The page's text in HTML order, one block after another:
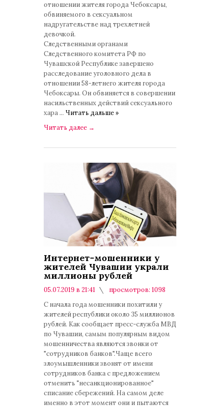
отношении жителя города Чебоксары,
обвиняемого в сексуальном
надругательстве над трехлетней
девочкой.
Следственными органами
Следственного комитета РФ по
Чувашской Республике завершено
расследование уголовного дела в
отношении 58-летнего жителя города
Чебоксары. Он обвиняется в совершении
насильственных действий сексуального
хара ... Читать дальше »
Читать далее →
Интернет-мошенники у
жителей Чувашии украли
миллионы рублей
05.07.2019 в 21:41
просмотров: 1098
С начала года мошенники похитили у
жителей республики около 35 миллионов
рублей. Как сообщает пресс-служба МВД
по Чувашии, самым популярным видом
мошенничества являются звонки от
"сотрудников банков".Чаще всего
злоумышленники звонят от имени
сотрудников банка с предложением
отменить "несанкционированное"
списание сбережений. На самом деле
именно в этот момент они и пытаются